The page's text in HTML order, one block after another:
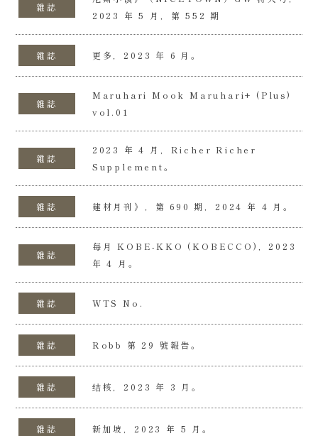
雜誌
2023 年 5 月，第 552 期
雜誌 更多，2023 年 6 月。
雜誌
Maruhari Mook Maruhari+ (Plus)
vol.01
雜誌
2023 年 4 月，Richer Richer
Supplement。
雜誌 建材月刊》，第 690 期，2024 年 4 月。
雜誌
每月 KOBE-KKO (KOBECCO)，2023
年 4 月。
雜誌 WTS No.
雜誌 Robb 第 29 號報告。
雜誌 结核，2023 年 3 月。
雜誌 新加坡，2023 年 5 月。